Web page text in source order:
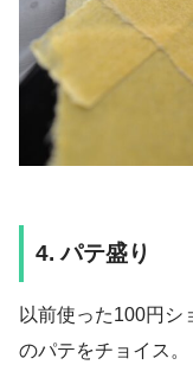
4. パテ盛り
以前使った100円シ
のパテをチョイス。